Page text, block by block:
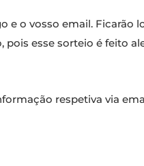
o vosso email. Ficarão
esse sorteio é feito
respetiva via